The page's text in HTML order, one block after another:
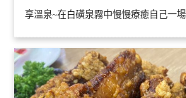
享溫泉~在白磺泉霧中慢慢療癒自己一